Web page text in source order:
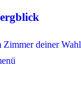
Zimmer deiner Wahl